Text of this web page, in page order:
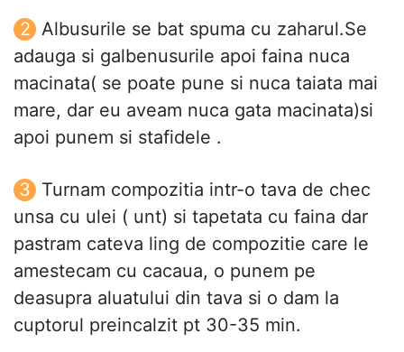
Albusurile se bat spuma cu zaharul.Se
adauga si galbenusurile apoi faina nuca
macinata( se poate pune si nuca taiata mai
mare, dar eu aveam nuca gata macinata)si
apoi punem si stafidele .
Turnam compozitia intr-o tava de chec
unsa cu ulei ( unt) si tapetata cu faina dar
pastram cateva ling de compozitie care le
amestecam cu cacaua, o punem pe
deasupra aluatului din tava si o dam la
cuptorul preincalzit pt 30-35 min.